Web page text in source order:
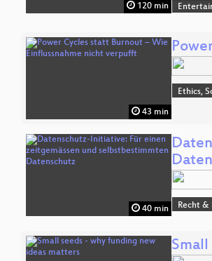
120 min
43 min
Ethics,
40 min Recht